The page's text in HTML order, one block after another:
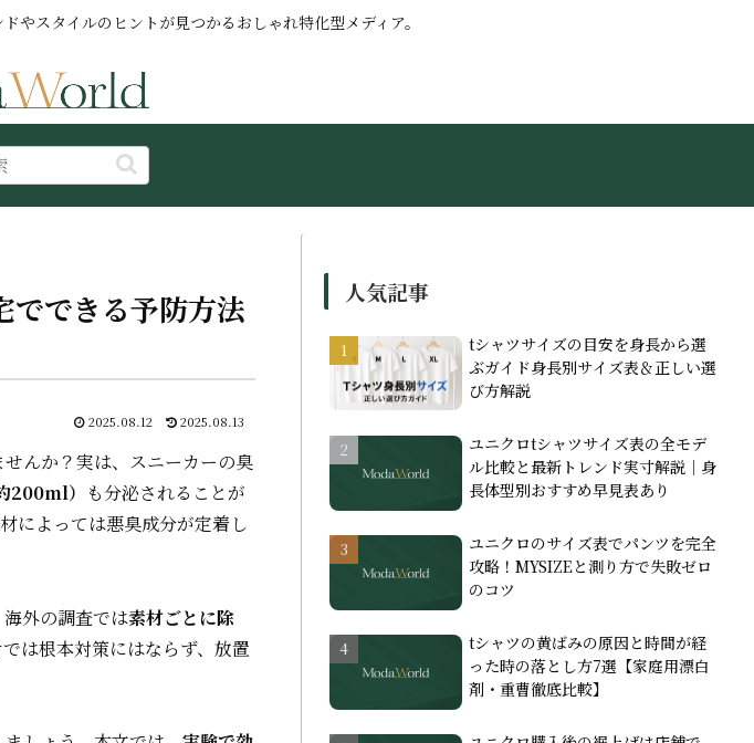
やスタイルのヒントが見つかるおしゃれ特化型メディア。
でできる予防方法
2025.08.12 2025.08.13
んか？実は、スニーカーの臭
200ml） も分泌されることが
によっては悪臭成分が定着し
外の調査では素材ごとに除
は根本対策にはならず、放置
人気記事
tシャツサイズの目安を身長から選
ぶガイド身長別サイズ表＆正しい選
び方解説
ユニクロtシャツサイズ表の全モデ
ル比較と最新トレンド実寸解説｜身
長体型別おすすめ早見表あり
ユニクロのサイズ表でパンツを完全
攻略！MYSIZEと測り方で失敗ゼロ
のコツ
tシャツの黄ばみの原因と時間が経
った時の落とし方7選【家庭用漂白
剤・重曹徹底比較】